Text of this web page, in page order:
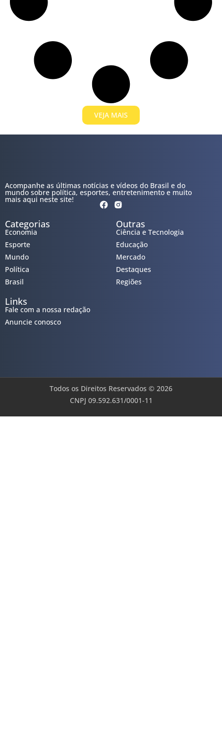
VEJA MAIS
Acompanhe as últimas notícias e vídeos do Brasil e do
mundo sobre política, esportes, entretenimento e muito
mais aqui neste site!
Categorias
Economia
Esporte
Mundo
Política
Brasil
Outras
Ciência e Tecnologia
Educação
Mercado
Destaques
Regiões
Links
Fale com a nossa redação
Anuncie conosco
Todos os Direitos Reservados © 2026
CNPJ 09.592.631/0001-11